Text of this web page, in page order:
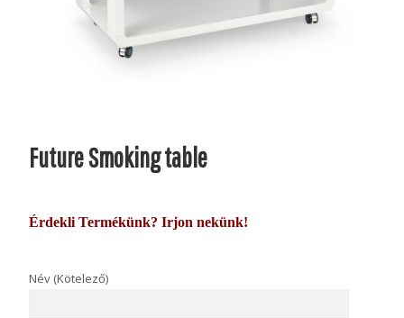
Future Smoking table
Érdekli Termékünk? Irjon nekünk!
Név (Kötelező)